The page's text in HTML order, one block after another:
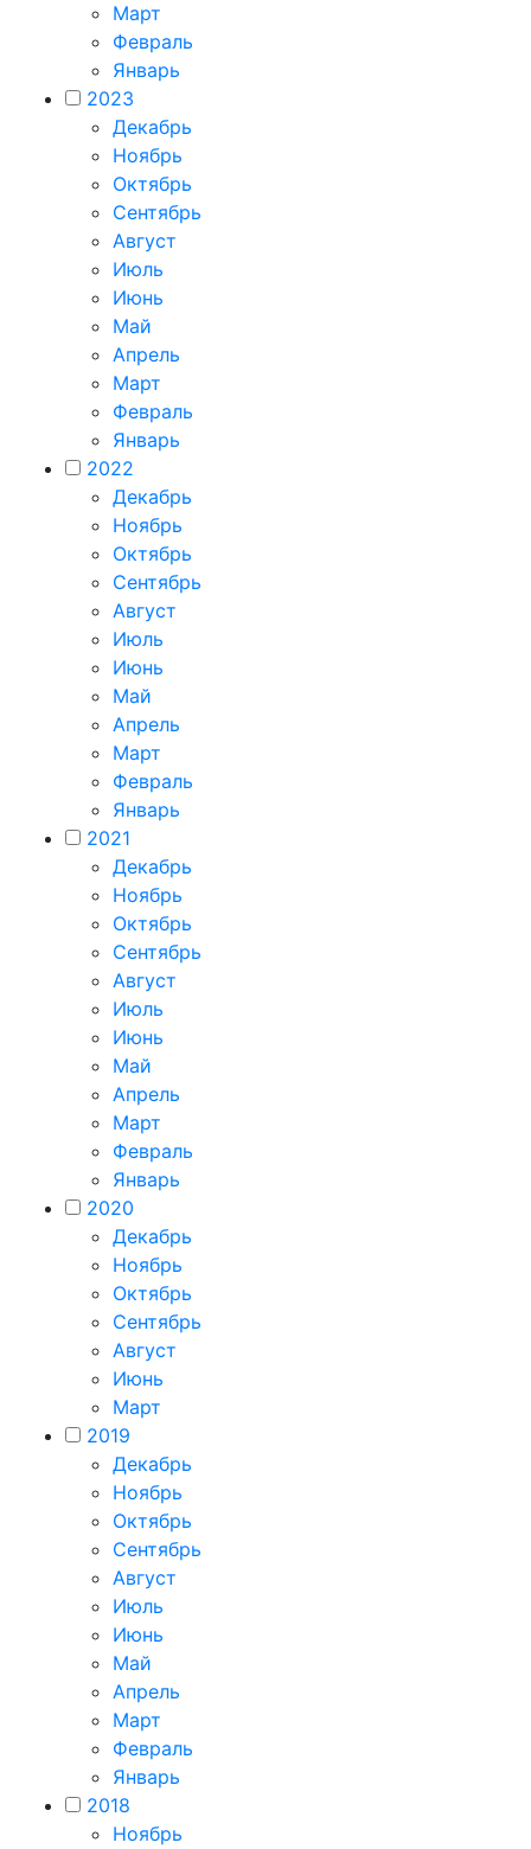
Март
Февраль
Январь
2023
Декабрь
Ноябрь
Октябрь
Сентябрь
Август
Июль
Июнь
Май
Апрель
Март
Февраль
Январь
2022
Декабрь
Ноябрь
Октябрь
Сентябрь
Август
Июль
Июнь
Май
Апрель
Март
Февраль
Январь
2021
Декабрь
Ноябрь
Октябрь
Сентябрь
Август
Июль
Июнь
Май
Апрель
Март
Февраль
Январь
2020
Декабрь
Ноябрь
Октябрь
Сентябрь
Август
Июнь
Март
2019
Декабрь
Ноябрь
Октябрь
Сентябрь
Август
Июль
Июнь
Май
Апрель
Март
Февраль
Январь
2018
Ноябрь